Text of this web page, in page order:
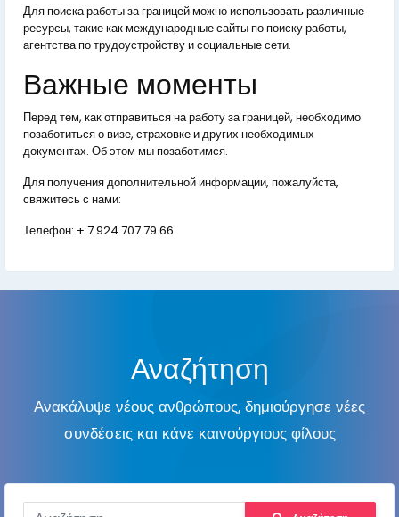
Для поиска работы за границей можно использовать различные
ресурсы, такие как международные сайты по поиску работы,
агентства по трудоустройству и социальные сети.
Важные моменты
Перед тем, как отправиться на работу за границей, необходимо
позаботиться о визе, страховке и других необходимых
документах. Об этом мы позаботимся.
Для получения дополнительной информации, пожалуйста,
свяжитесь с нами:
Телефон: + 7 924 707 79 66
Αναζήτηση
Ανακάλυψε νέους ανθρώπους, δημιούργησε νέες
συνδέσεις και κάνε καινούργιους φίλους